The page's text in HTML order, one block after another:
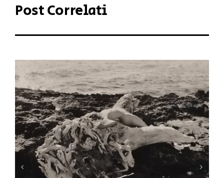
Post Correlati